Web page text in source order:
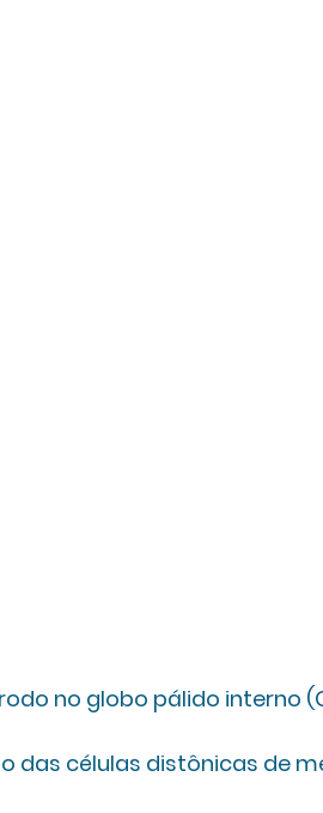
no globo pálido interno
das células distônicas de